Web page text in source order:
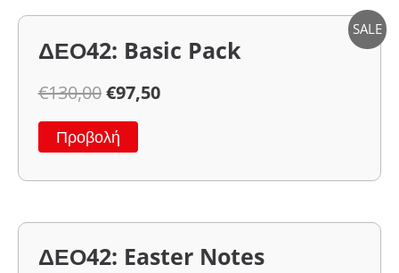
SALE
ΔΕΟ42: Basic Pack
€130,00€97,50
Προβολή
ΔΕΟ42: Easter Notes